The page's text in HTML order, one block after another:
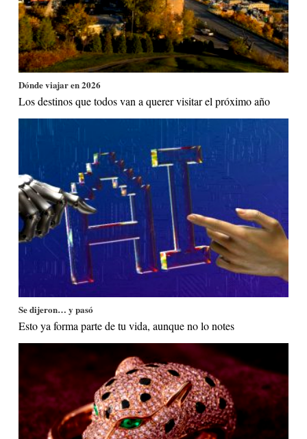
Dónde viajar en 2026
Los destinos que todos van a querer visitar el próximo año
Se dijeron… y pasó
Esto ya forma parte de tu vida, aunque no lo notes